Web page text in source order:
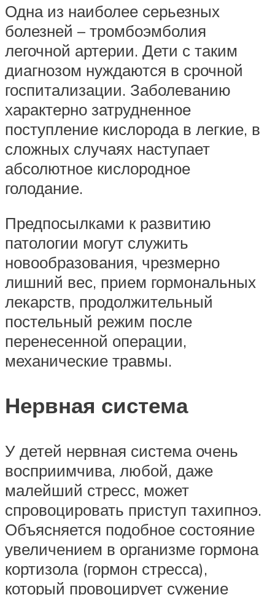
Одна из наиболее серьезных
болезней – тромбоэмболия
легочной артерии. Дети с таким
диагнозом нуждаются в срочной
госпитализации. Заболеванию
характерно затрудненное
поступление кислорода в легкие, в
сложных случаях наступает
абсолютное кислородное
голодание.
Предпосылками к развитию
патологии могут служить
новообразования, чрезмерно
лишний вес, прием гормональных
лекарств, продолжительный
постельный режим после
перенесенной операции,
механические травмы.
Нервная система
У детей нервная система очень
восприимчива, любой, даже
малейший стресс, может
спровоцировать приступ тахипноэ.
Объясняется подобное состояние
увеличением в организме гормона
кортизола (гормон стресса),
который провоцирует сужение